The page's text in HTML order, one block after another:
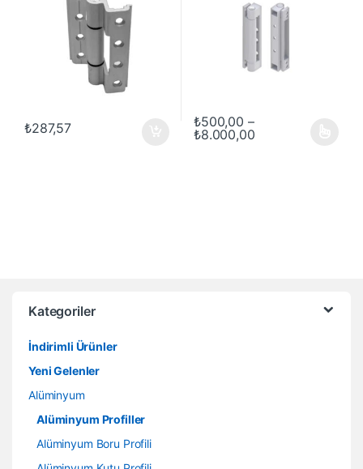
₺287,57 ₺500,00 –
₺8.000,00Fiyat aralığı:
Bu ürünün birden fazla
Kategoriler
İndirimli Ürünler
Yeni Gelenler
Alüminyum
Alüminyum Profiller
Alüminyum Boru Profili